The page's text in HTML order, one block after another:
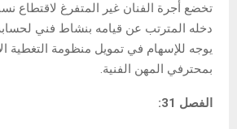
دخله المترتب عن قيامه بنشاط فني
يوجه للإسهام في تمويل منظومة التغطية
بمحترفي المهن الفنية.
الفصل 31: